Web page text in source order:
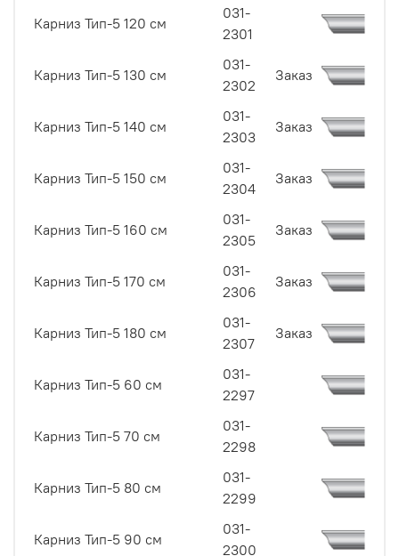
Карниз Тип-5 120 см
031-
2301
Карниз Тип-5 130 см
031-
2302
Заказ
Карниз Тип-5 140 см
031-
2303
Заказ
Карниз Тип-5 150 см
031-
2304
Заказ
Карниз Тип-5 160 см
031-
2305
Заказ
Карниз Тип-5 170 см
031-
2306
Заказ
Карниз Тип-5 180 см
031-
2307
Заказ
Карниз Тип-5 60 см
031-
2297
Карниз Тип-5 70 см
031-
2298
Карниз Тип-5 80 см
031-
2299
Карниз Тип-5 90 см
031-
2300